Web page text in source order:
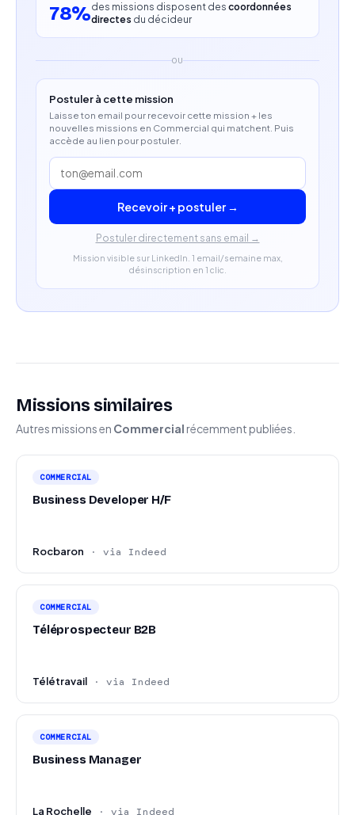
Persévérance, sens du résultat et capacité à
Capacité à gérer son planning et à maintenir une
activité commerciale régulière.
78%des missions disposent des coordonnées
directes du décideur
OU
Postuler à cette mission
Laisse ton email pour recevoir cette mission + les
nouvelles missions en Commercial qui matchent. Puis
accède au lien pour postuler.
Recevoir + postuler →
Postuler directement sans email →
Mission visible sur LinkedIn. 1 email/semaine max,
désinscription en 1 clic.
Missions similaires
Autres missions en Commercial récemment publiées.
COMMERCIAL
Business Developer H/F
Rocbaron · via Indeed
COMMERCIAL
Téléprospecteur B2B
Télétravail · via Indeed
COMMERCIAL
Business Manager
La Rochelle · via Indeed